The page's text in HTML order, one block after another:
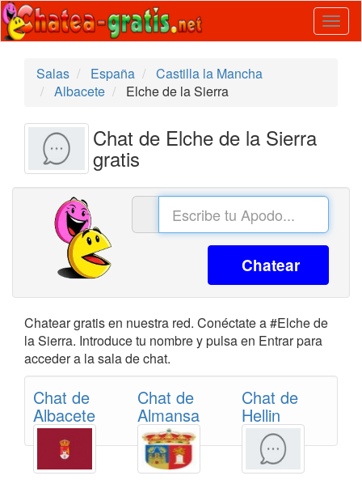
Salas
España
Castilla la Mancha
Albacete
Elche de la Sierra
Chat de Elche de la Sierra
gratis
Chatear
Chatear gratis en nuestra red. Conéctate a #Elche de
la Sierra. Introduce tu nombre y pulsa en Entrar para
acceder a la sala de chat.
Chat de
Albacete
Chat de
Almansa
Chat de
Hellin